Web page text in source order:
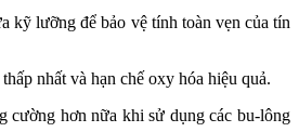
kỹ lưỡng để bảo vệ tính toàn vẹn của tín
nhất và hạn chế oxy hóa hiệu quả.
cường hơn nữa khi sử dụng các bu-lông